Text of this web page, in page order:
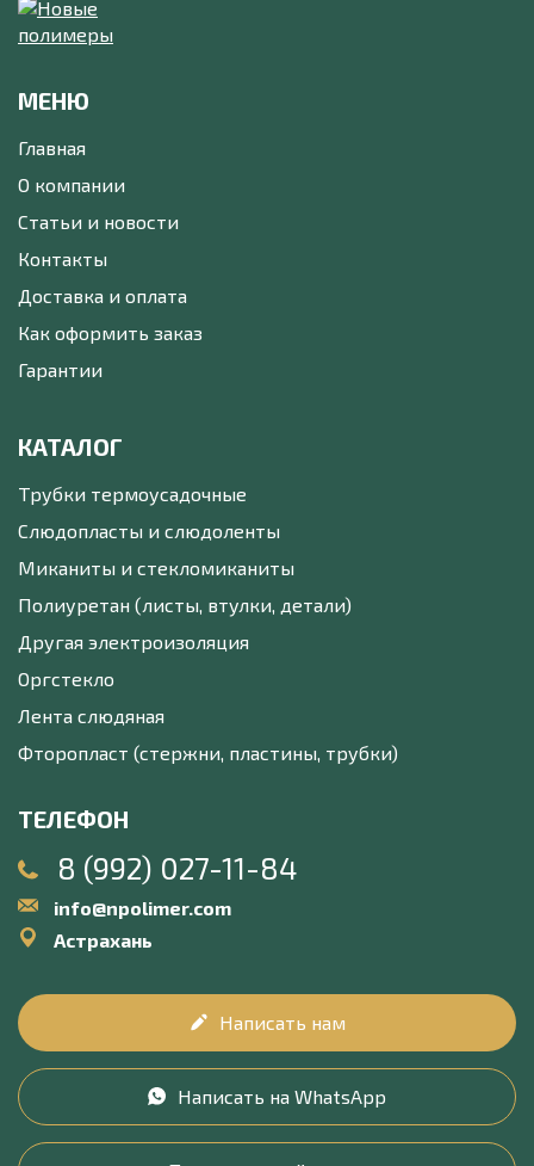
МЕНЮ
Главная
О компании
Статьи и новости
Контакты
Доставка и оплата
Как оформить заказ
Гарантии
КАТАЛОГ
Трубки термоусадочные
Слюдопласты и слюдоленты
Миканиты и стекломиканиты
Полиуретан (листы, втулки, детали)
Другая электроизоляция
Оргстекло
Лента слюдяная
Фторопласт (стержни, пластины, трубки)
ТЕЛЕФОН
8 (992) 027-11-84
info@npolimer.com
Астрахань
Написать нам
Написать на WhatsApp